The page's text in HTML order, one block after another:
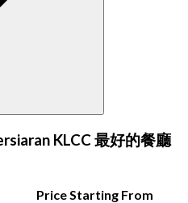
KLCC 最好的餐廳
Price Starting From